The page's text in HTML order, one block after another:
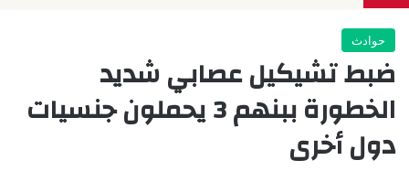
حوادث
ضبط تشيكيل عصابي شديد
الخطورة ببنهم 3 يحملون جنسيات
دول أخرى